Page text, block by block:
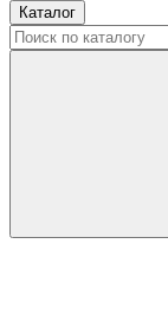
Каталог